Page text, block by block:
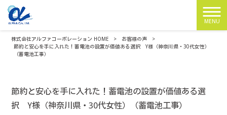
MENU
株式会社アルファコーポレーション HOME > お客様の声
>
節約と安心を手に入れた！蓄電池の設置が価値ある選択 Y様（神奈川県・30代女性）
（蓄電池工事）
節約と安心を手に入れた！蓄電池の設置が価値ある選
択 Y様（神奈川県・30代女性）（蓄電池工事）